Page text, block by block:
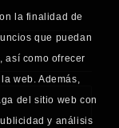
la finalidad de
que puedan
así como ofrecer
web. Además,
del sitio web con
y análisis